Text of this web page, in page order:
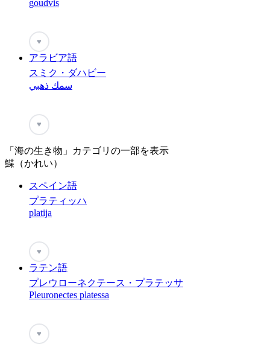
goudvis
♥
アラビア語
スミク・ダハビー
سمك ذهبي
♥
「海の生き物」カテゴリの一部を表示
鰈（かれい）
スペイン語
プラティッハ
platija
♥
ラテン語
プレウローネクテース・プラテッサ
Pleuronectes platessa
♥